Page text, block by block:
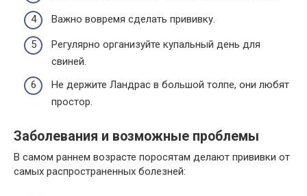
Важно вовремя сделать прививку.
Регулярно организуйте купальный день для
свиней.
Не держите Ландрас в большой толпе, они любят
простор.
Заболевания и возможные проблемы
В самом раннем возрасте поросятам делают прививки от
самых распространенных болезней: